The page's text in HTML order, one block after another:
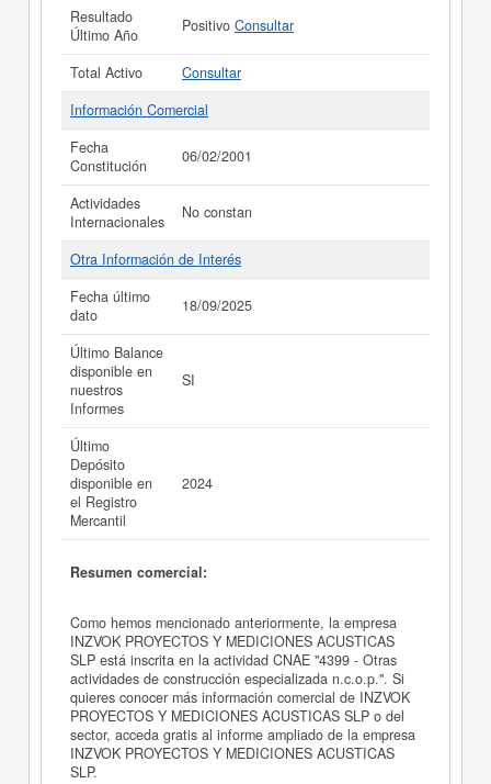
Resultado
Último Año
Positivo Consultar
Total Activo
Consultar
Información Comercial
Fecha
Constitución
06/02/2001
Actividades
Internacionales
No constan
Otra Información de Interés
Fecha último
dato
18/09/2025
Último Balance
disponible en
nuestros
Informes
SI
Último
Depósito
disponible en
el Registro
Mercantil
2024
Resumen comercial:
Como hemos mencionado anteriormente, la empresa
INZVOK PROYECTOS Y MEDICIONES ACUSTICAS
SLP está inscrita en la actividad CNAE "4399 - Otras
actividades de construcción especializada n.c.o.p.". Si
quieres conocer más información comercial de INZVOK
PROYECTOS Y MEDICIONES ACUSTICAS SLP o del
sector, acceda gratis al informe ampliado de la empresa
INZVOK PROYECTOS Y MEDICIONES ACUSTICAS
SLP.